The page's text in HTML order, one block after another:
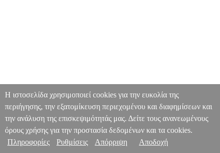
Η ιστοσελίδα χρησιμοποιεί cookies για την ευκολία της
περιήγησης, την εξατομίκευση περιεχομένου και διαφημίσεων και
την ανάλυση της επισκεψιμότητάς μας. Δείτε τους ανανεωμένους
όρους χρήσης για την προστασία δεδομένων και τα cookies.
Πληροφορίες
Ρυθμίσεις Απόρριψη Αποδοχή